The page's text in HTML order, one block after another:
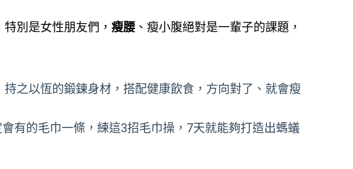
別是女性朋友們， 瘦腰 、瘦小腹絕對是一輩子的課題，
之以恆的鍛鍊身材，搭配健康飲食，方向對了、就會瘦
有的毛巾一條，練這3招毛巾操，7天就能夠打造出螞蟻